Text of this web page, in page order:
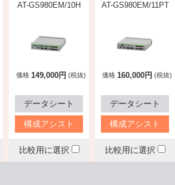
AT-GS980EM/10H
価格 149,000円 (税抜)
データシート
構成アシスト
比較用に選択
AT-GS980EM/11PT
価格 160,000円 (税抜)
データシート
構成アシスト
比較用に選択